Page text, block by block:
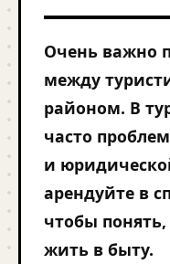
Очень важно
между
районом. В
часто
и
арендуйте в
чтобы
жить в быту.